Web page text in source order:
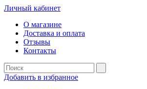
Личный кабинет
О магазине
Доставка и оплата
Отзывы
Контакты
Добавить в избранное